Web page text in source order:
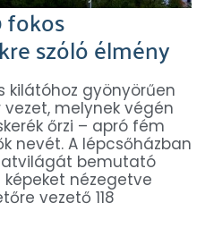
fokos
szóló élmény
kilátóhoz gyönyörűen
melynek végén
őrzi – apró fém
nevét. A lépcsőházban
bemutató
nézegetve
vezető 118